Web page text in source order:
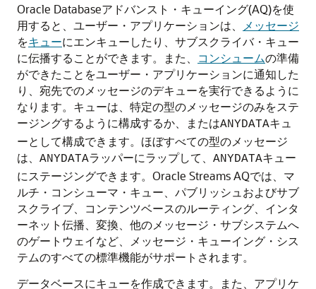
Oracle Databaseアドバンスト・キューイング(AQ)を使
用すると、ユーザー・アプリケーションは、
メッセージ
をキューにエンキューしたり、サブスクライバ・キュー
に伝播することができます。また、 コンシュームの準備
ができたことをユーザー・アプリケーションに通知した
り、宛先でのメッセージのデキューを実行できるように
なります。キューは、特定の型のメッセージのみをステ
ージングするように構成するか、またはANYDATAキュ
ーとして構成できます。ほぼすべての型のメッセージ
は、 ANYDATAラッパーにラップして、 ANYDATAキュー
にステージングできます。Oracle Streams AQでは、マ
ルチ・コンシューマ・キュー、パブリッシュおよびサブ
スクライブ、コンテンツベースのルーティング、インタ
ーネット伝播、変換、他のメッセージ・サブシステムへ
のゲートウェイなど、メッセージ・キューイング・シス
テムのすべての標準機能がサポートされます。
データベースにキューを作成できます。また、アプリケ